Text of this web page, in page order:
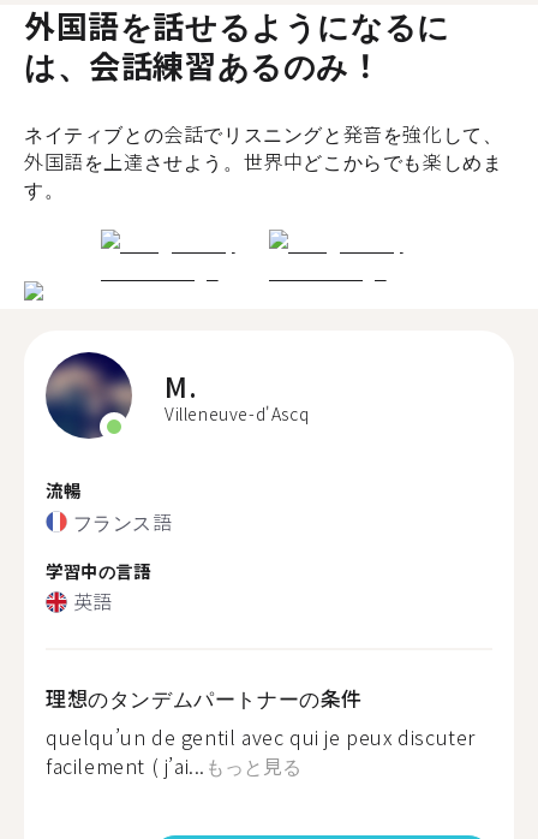
外国語を話せるようになるに
は、会話練習あるのみ！
ネイティブとの会話でリスニングと発音を強化して、
外国語を上達させよう。世界中どこからでも楽しめま
す。
M.
Villeneuve-d'Ascq
流暢
フランス語
学習中の言語
英語
理想のタンデムパートナーの条件
quelqu’un de gentil avec qui je peux discuter
facilement ( j’ai... もっと見る